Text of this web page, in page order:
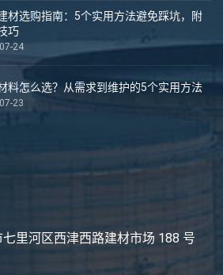
材选购指南：5个实用方法避免踩坑，附
巧
24
料怎么选？从需求到维护的5个实用方法
23
里河区西津西路建材市场 188 号